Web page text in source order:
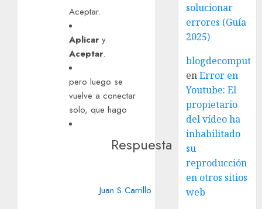
Aceptar.
Aplicar y
Aceptar.
pero luego se
vuelve a conectar
solo, que hago
Respuesta
Juan S Carrillo
solucionar
errores (Guía
2025)
enError en
Youtube: El
propietario
del vídeo ha
inhabilitado
su
reproducción
en otros sitios
web